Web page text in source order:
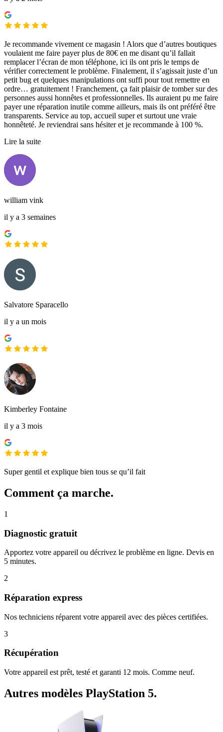
Je recommande vivement ce magasin ! Alors que d’autres boutiques
voulaient me faire payer plus de 80€ en me disant qu’il fallait
remplacer l’écran de mon téléphone, ici ils ont pris le temps de
vérifier correctement le problème. Finalement, il s’agissait juste d’un
petit bug et quelques manipulations ont suffi pour tout remettre en
ordre… gratuitement ! Franchement, ça fait plaisir de tomber sur des
personnes aussi honnêtes et professionnelles. Ils auraient pu me faire
payer une réparation inutile comme ailleurs, mais ils ont préféré être
transparents. Service au top, accueil super et surtout une vraie
honnêteté. Je reviendrai sans hésiter et je recommande à 100 %.
Lire la suite
william vink
il y a 3 semaines
Salvatore Sparacello
il y a un mois
Kimberley Fontaine
il y a 3 mois
Super gentil et explique bien tous se qu’il fait
Comment ça marche.
1
Diagnostic gratuit
Apportez votre appareil ou décrivez le problème en ligne. Devis en
5 minutes.
2
Réparation express
Nos techniciens réparent votre appareil avec des pièces certifiées.
3
Récupération
Votre appareil est prêt, testé et garanti 12 mois. Comme neuf.
Autres modèles PlayStation 5.